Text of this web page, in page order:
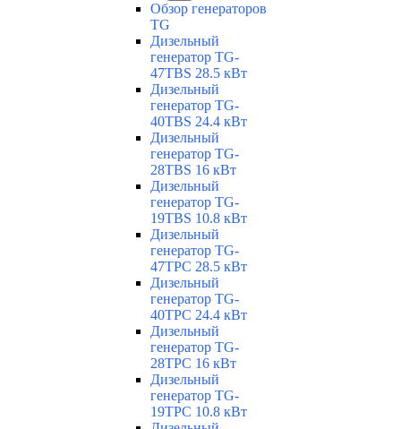
Обзор генераторов
TG
Дизельный
генератор TG-
47TBS 28.5 кВт
Дизельный
генератор TG-
40TBS 24.4 кВт
Дизельный
генератор TG-
28TBS 16 кВт
Дизельный
генератор TG-
19TBS 10.8 кВт
Дизельный
генератор TG-
47TPC 28.5 кВт
Дизельный
генератор TG-
40TPC 24.4 кВт
Дизельный
генератор TG-
28TPC 16 кВт
Дизельный
генератор TG-
19TPC 10.8 кВт